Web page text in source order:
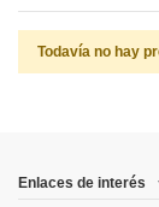
Todavía no hay
Enlaces de interés